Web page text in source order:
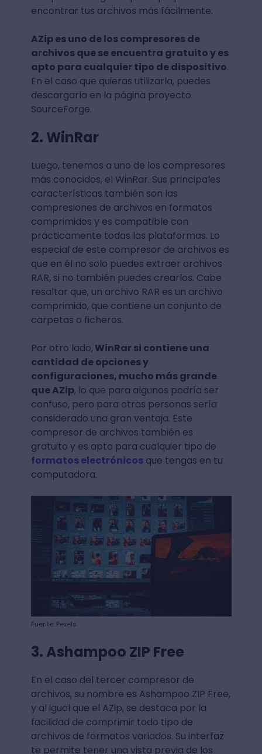
encontrar tus archivos más fácilmente.
AZip es uno de los compresores de
archivos que se encuentra gratuito y es
apto para cualquier tipo de dispositivo.
En el caso que quieras utilizarla, puedes
descargarla en la página proyecto
SourceForge.
2. WinRar
Luego, tenemos a uno de los compresores
más conocidos, el WinRar. Sus principales
características también son las
compresiones de archivos en formatos
comprimidos y es compatible con
prácticamente todas las plataformas. Lo
especial de este compresor de archivos es
que en él no solo puedes extraer archivos
RAR, si no también puedes crearlos. Cabe
resaltar que, un archivo RAR es un archivo
comprimido, que contiene un conjunto de
carpetas o ficheros.
Por otro lado, WinRar si contiene una
cantidad de opciones y
configuraciones, mucho más grande
que AZip, lo que para algunos podría ser
confuso, pero para otras personas sería
considerado una gran ventaja. Este
compresor de archivos también es
gratuito y es apto para cualquier tipo de
formatos electrónicosque tengas en tu
computadora.
Fuente: Pexels
3. Ashampoo ZIP Free
En el caso del tercer compresor de
archivos, su nombre es Ashampoo ZIP Free,
y al igual que el AZip, se destaca por la
facilidad de comprimir todo tipo de
archivos de formatos variados. Su interfaz
te permite tener una vista previa de los